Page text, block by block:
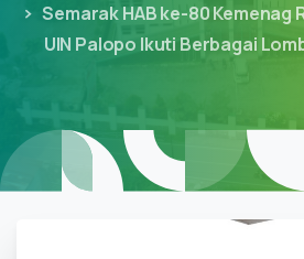
Semarak HAB ke-80 Kemenag
UIN Palopo Ikuti Berbagai